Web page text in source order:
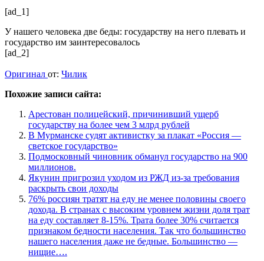
[ad_1]
У нашего человека две беды: государству на него плевать и
государство им заинтересовалось
[ad_2]
Оригинал от: Чилик
Похожие записи сайта:
Арестован полицейский, причинивший ущерб
государству на более чем 3 млрд рублей
В Мурманске судят активистку за плакат «Россия —
светское государство»
Подмосковный чиновник обманул государство на 900
миллионов.
Якунин пригрозил уходом из РЖД из-за требования
раскрыть свои доходы
76% россиян тратят на еду не менее половины своего
дохода. В странах с высоким уровнем жизни доля трат
на еду составляет 8-15%. Трата более 30% считается
признаком бедности населения. Так что большинство
нашего населения даже не бедные. Большинство —
нищие….